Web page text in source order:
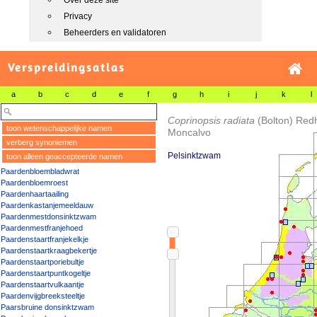
Privacy
Beheerders en validatoren
Verspreidingsatlas
a b c d e f g h i j k l
toon wetenschappelijke namen
verberg synoniemen
toon alleen geaccepteerde namen
Paardenbloembladwrat
Paardenbloemroest
Paardenhaartaailing
Paardenkastanjemeeldauw
Paardenmestdonsinktzwam
Paardenmestfranjehoed
Paardenstaartfranjekelkje
Paardenstaartkraagbekertje
Paardenstaartporiebultje
Paardenstaartpuntkogeltje
Paardenstaartvulkaantje
Paardenvijgbreeksteeltje
Paarsbruine donsinktzwam
Coprinopsis radiata (Bolton)
Moncalvo
Pelsinktzwam